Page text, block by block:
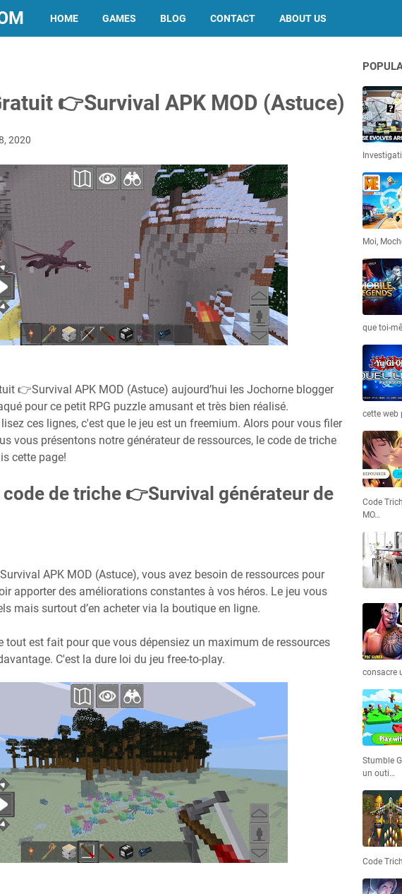
HOME GAMES BLOG CONTACT ABOUT US
👉Survival APK MOD (Astuce)
2020
👉Survival APK MOD (Astuce) aujourd’hui les Jochorne blogger
pour ce petit RPG puzzle amusant et très bien réalisé.
ces lignes, c'est que le jeu est un freemium. Alors pour vous filer
vous présentons notre générateur de ressources, le code de triche
cette page!
code de triche 👉Survival générateur de
APK MOD (Astuce), vous avez besoin de ressources pour
apporter des améliorations constantes à vos héros. Le jeu vous
mais surtout d’en acheter via la boutique en ligne.
tout est fait pour que vous dépensiez un maximum de ressources
C'est la dure loi du jeu free-to-play.
Moi,
que toi-
cette web
Code
MO…
consacre
Stumble
un outi…
Code